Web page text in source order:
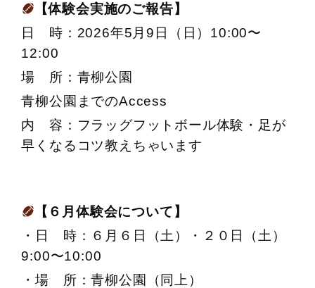
【体験会実施のご報告】
日 時：2026年5月9日（日）10:00〜
12:00
場 所：青柳公園
青柳公園までのAccess
内 容：フラッグフットボール体験・足が
早くなるコツ教えちゃいます
【６月体験会について】
・日 時：６月６日（土）・２０日（土）
9:00〜10:00
・場 所：青柳公園（同上）